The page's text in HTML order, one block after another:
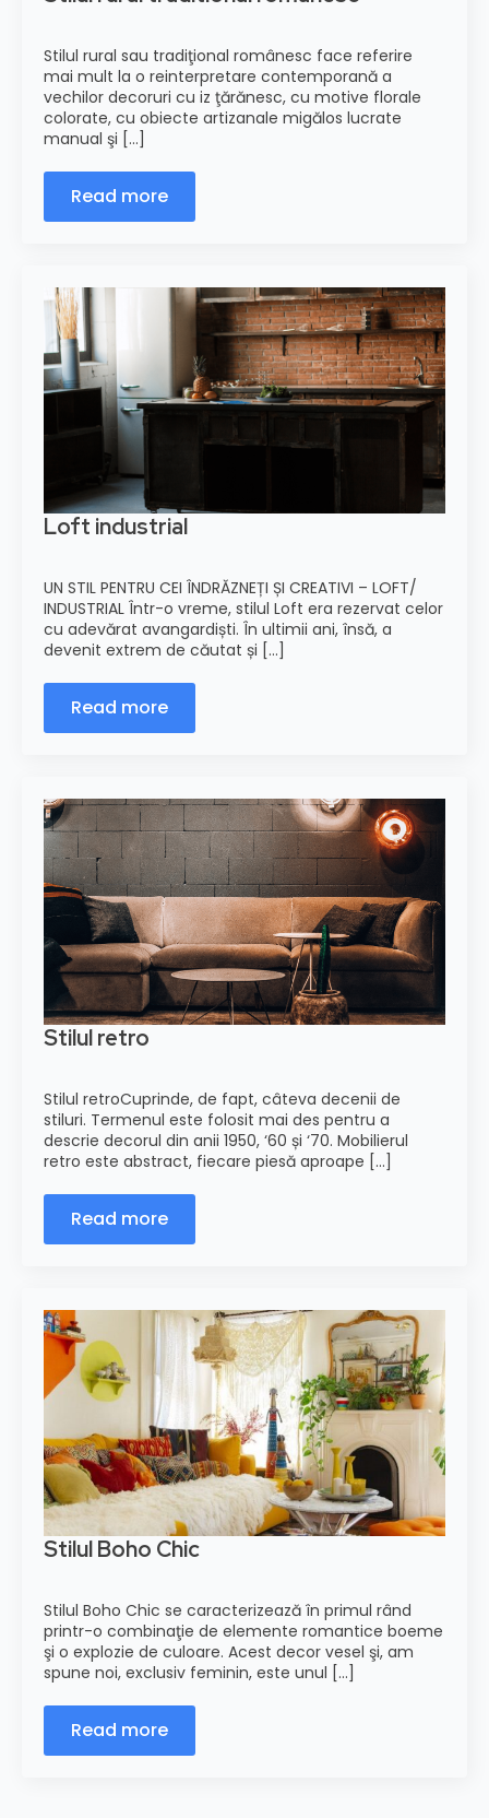
Stilul rural sau tradiţional românesc face referire
mai mult la o reinterpretare contemporană a
vechilor decoruri cu iz ţărănesc, cu motive florale
colorate, cu obiecte artizanale migălos lucrate
manual şi [...]
Read more
Loft industrial
UN STIL PENTRU CEI ÎNDRĂZNEȚI ȘI CREATIVI – LOFT/
INDUSTRIAL Într-o vreme, stilul Loft era rezervat celor
cu adevărat avangardiști. În ultimii ani, însă, a
devenit extrem de căutat și [...]
Read more
Stilul retro
Stilul retroCuprinde, de fapt, câteva decenii de
stiluri. Termenul este folosit mai des pentru a
descrie decorul din anii 1950, ‘60 și ‘70. Mobilierul
retro este abstract, fiecare piesă aproape [...]
Read more
Stilul Boho Chic
Stilul Boho Chic se caracterizează în primul rând
printr-o combinaţie de elemente romantice boeme
şi o explozie de culoare. Acest decor vesel şi, am
spune noi, exclusiv feminin, este unul [...]
Read more